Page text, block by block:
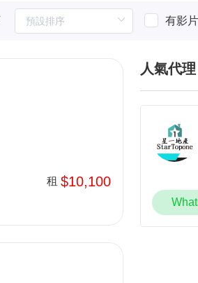
有影片
租 $10,100
人氣代理